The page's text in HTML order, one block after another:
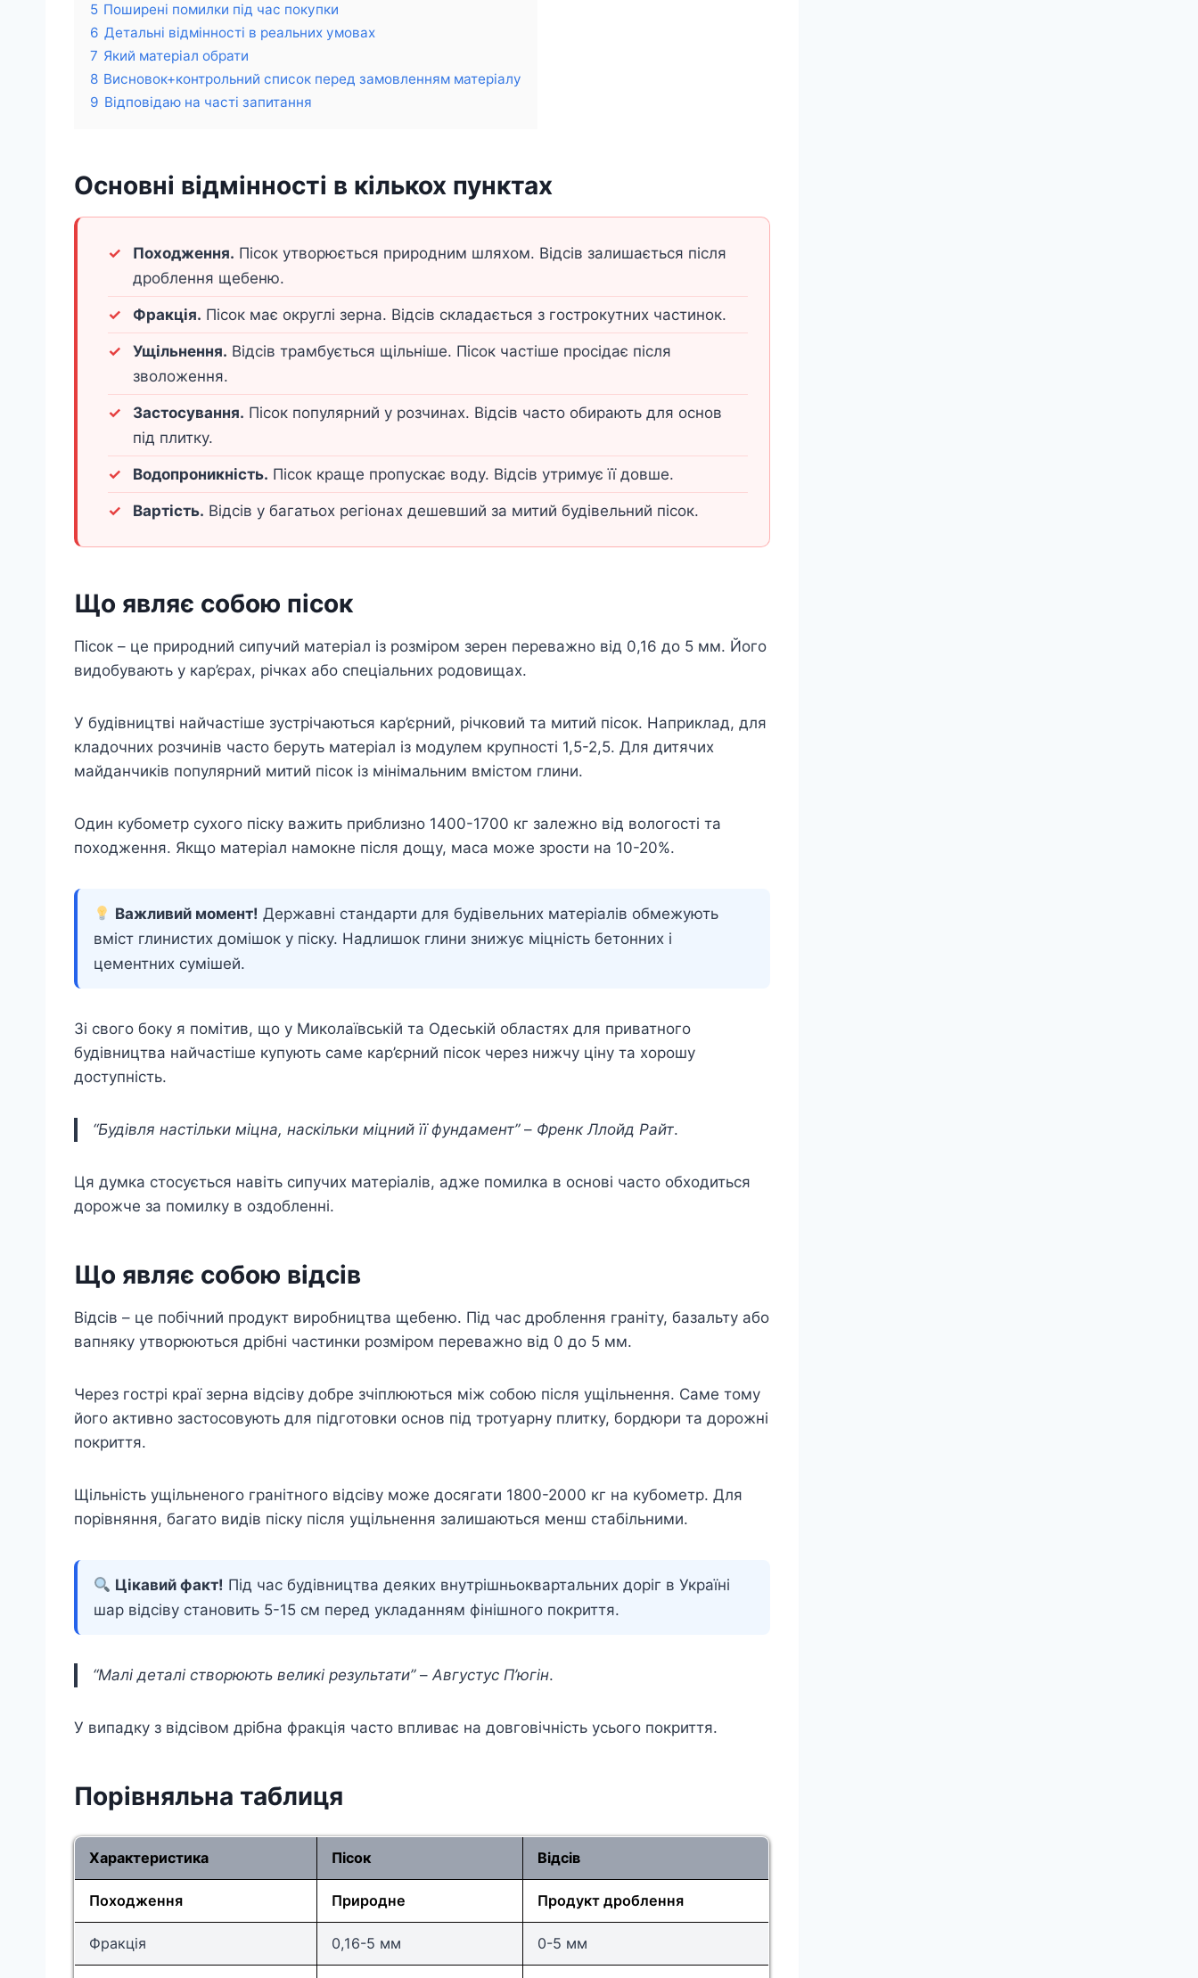
5 Поширені помилки під час покупки
6 Детальні відмінності в реальних умовах
7 Який матеріал обрати
8 Висновок+контрольний список перед замовленням матеріалу
9 Відповідаю на часті запитання
Основні відмінності в кількох пунктах
Походження. Пісок утворюється природним шляхом. Відсів залишається після
дроблення щебеню.
Фракція. Пісок має округлі зерна. Відсів складається з гострокутних частинок.
Ущільнення. Відсів трамбується щільніше. Пісок частіше просідає після
зволоження.
Застосування. Пісок популярний у розчинах. Відсів часто обирають для основ
під плитку.
Водопроникність. Пісок краще пропускає воду. Відсів утримує її довше.
Вартість. Відсів у багатьох регіонах дешевший за митий будівельний пісок.
Що являє собою пісок
Пісок – це природний сипучий матеріал із розміром зерен переважно від 0,16 до 5 мм. Його
видобувають у кар’єрах, річках або спеціальних родовищах.
У будівництві найчастіше зустрічаються кар’єрний, річковий та митий пісок. Наприклад, для
кладочних розчинів часто беруть матеріал із модулем крупності 1,5-2,5. Для дитячих
майданчиків популярний митий пісок із мінімальним вмістом глини.
Один кубометр сухого піску важить приблизно 1400-1700 кг залежно від вологості та
походження. Якщо матеріал намокне після дощу, маса може зрости на 10-20%.
Важливий момент! Державні стандарти для будівельних матеріалів обмежують
вміст глинистих домішок у піску. Надлишок глини знижує міцність бетонних і
цементних сумішей.
Зі свого боку я помітив, що у Миколаївській та Одеській областях для приватного
будівництва найчастіше купують саме кар’єрний пісок через нижчу ціну та хорошу
доступність.
“Будівля настільки міцна, наскільки міцний її фундамент”– Френк Ллойд Райт.
Ця думка стосується навіть сипучих матеріалів, адже помилка в основі часто обходиться
дорожче за помилку в оздобленні.
Що являє собою відсів
Відсів – це побічний продукт виробництва щебеню. Під час дроблення граніту, базальту або
вапняку утворюються дрібні частинки розміром переважно від 0 до 5 мм.
Через гострі краї зерна відсіву добре зчіплюються між собою після ущільнення. Саме тому
його активно застосовують для підготовки основ під тротуарну плитку, бордюри та дорожні
покриття.
Щільність ущільненого гранітного відсіву може досягати 1800-2000 кг на кубометр. Для
порівняння, багато видів піску після ущільнення залишаються менш стабільними.
Цікавий факт! Під час будівництва деяких внутрішньоквартальних доріг в Україні
шар відсіву становить 5-15 см перед укладанням фінішного покриття.
“Малі деталі створюють великі результати”– Августус П’югін.
У випадку з відсівом дрібна фракція часто впливає на довговічність усього покриття.
Порівняльна таблиця
Характеристика Пісок Відсів
Походження Природне Продукт дроблення
Фракція 0,16-5 мм 0-5 мм